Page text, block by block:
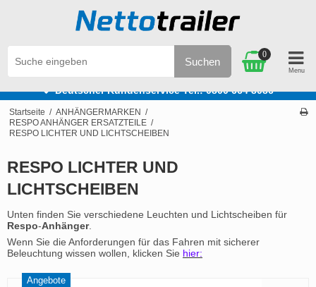
Deutscher Kundenservice Tel.: 0800 664 8086
Suchen
0
Startseite / ANHÄNGERMARKEN /
RESPO ANHÄNGER ERSATZTEILE /
RESPO LICHTER UND LICHTSCHEIBEN
RESPO LICHTER UND
LICHTSCHEIBEN
Unten finden Sie verschiedene Leuchten und Lichtscheiben für
Respo-Anhänger.
Wenn Sie die Anforderungen für das Fahren mit sicherer
Beleuchtung wissen wollen, klicken Sie hier:
Angebote